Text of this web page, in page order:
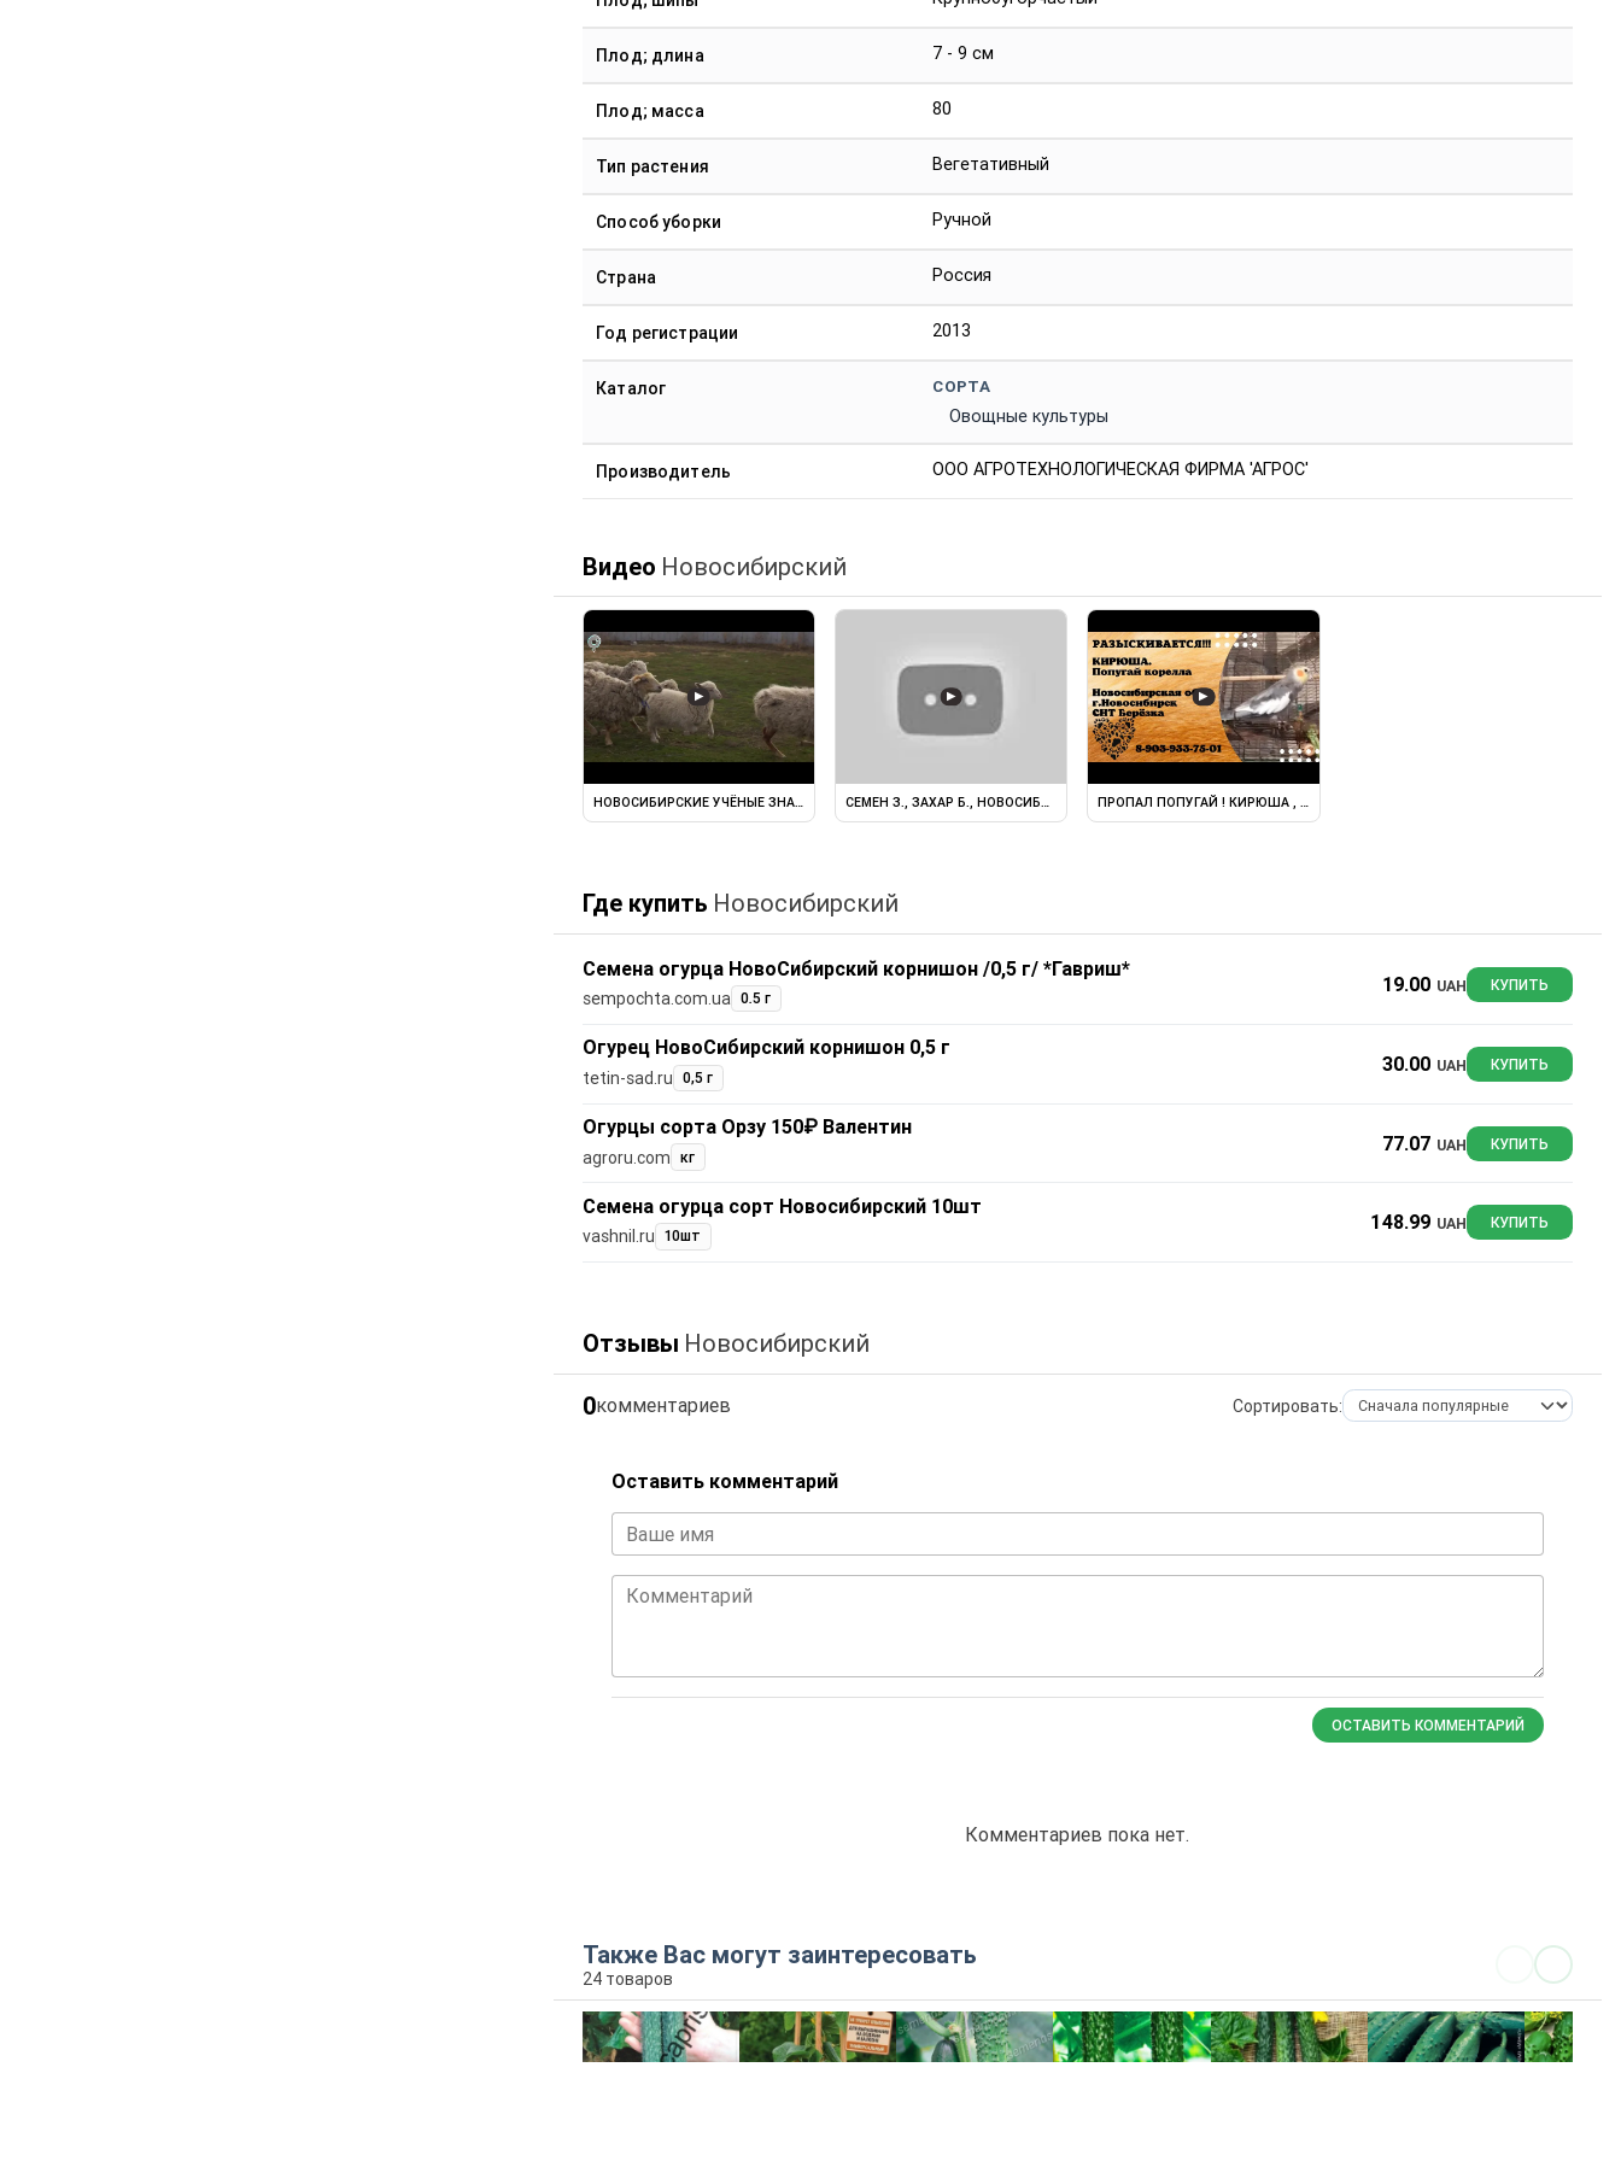
Плод; длина 7 - 9 см
Плод; масса 80
Тип растения Вегетативный
Способ уборки Ручной
Страна Россия
Год регистрации 2013
Каталог СОРТА
Овощные культуры
Производитель ООО АГРОТЕХНОЛОГИЧЕСКАЯ ФИРМА 'АГРОС'
Видео Новосибирский
▶
НОВОСИБИРСКИЕ УЧЁНЫЕ ЗНАЮТ, КАК ПОВЫСИТЬ ...
▶
СЕМЕН З., ЗАХАР Б., НОВОСИБИРСКАЯ ОБЛАСТЬ
▶
ПРОПАЛ ПОПУГАЙ ! КИРЮША , НОВОСИБИРСКАЯ ОБЛАСТЬ , Г ...
Где купить Новосибирский
Семена огурца НовоСибирский корнишон /0,5 г/ *Гавриш*
sempochta.com.ua 0.5 г
19.00 UAH КУПИТЬ
Огурец НовоСибирский корнишон 0,5 г
tetin-sad.ru 0,5 г
30.00 UAH КУПИТЬ
Огурцы сорта Орзу 150₽ Валентин
agroru.com кг
77.07 UAH КУПИТЬ
Семена огурца сорт Новосибирский 10шт
vashnil.ru 10шт
148.99 UAH КУПИТЬ
Отзывы Новосибирский
0комментариев Сортировать:
Оставить комментарий
Ваше имя
Комментарий
ОСТАВИТЬ КОММЕНТАРИЙ
Комментариев пока нет.
Также Вас могут заинтересовать
24 товаров